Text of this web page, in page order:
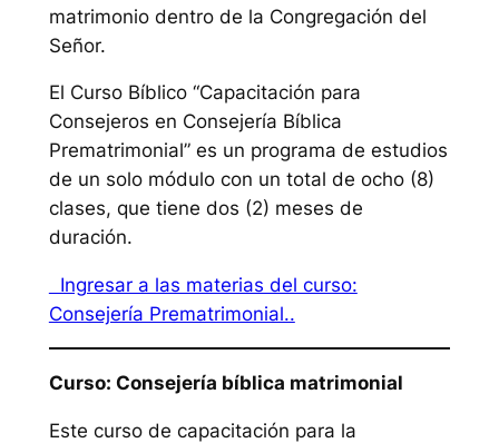
matrimonio dentro de la Congregación del
Señor.
El Curso Bíblico “Capacitación para
Consejeros en Consejería Bíblica
Prematrimonial” es un programa de estudios
de un solo módulo con un total de ocho (8)
clases, que tiene dos (2) meses de
duración.
Ingresar a las materias del curso:
Consejería Prematrimonial..
Curso: Consejería bíblica matrimonial
Este curso de capacitación para la